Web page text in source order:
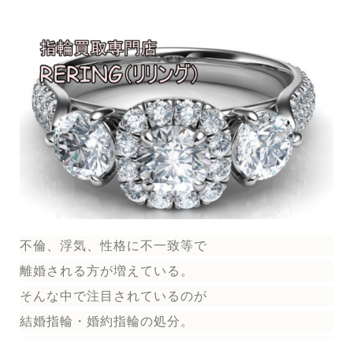
不倫、浮気、性格に不一致等で
離婚される方が増えている。
そんな中で注目されているのが
結婚指輪 ・婚約指輪の処分。